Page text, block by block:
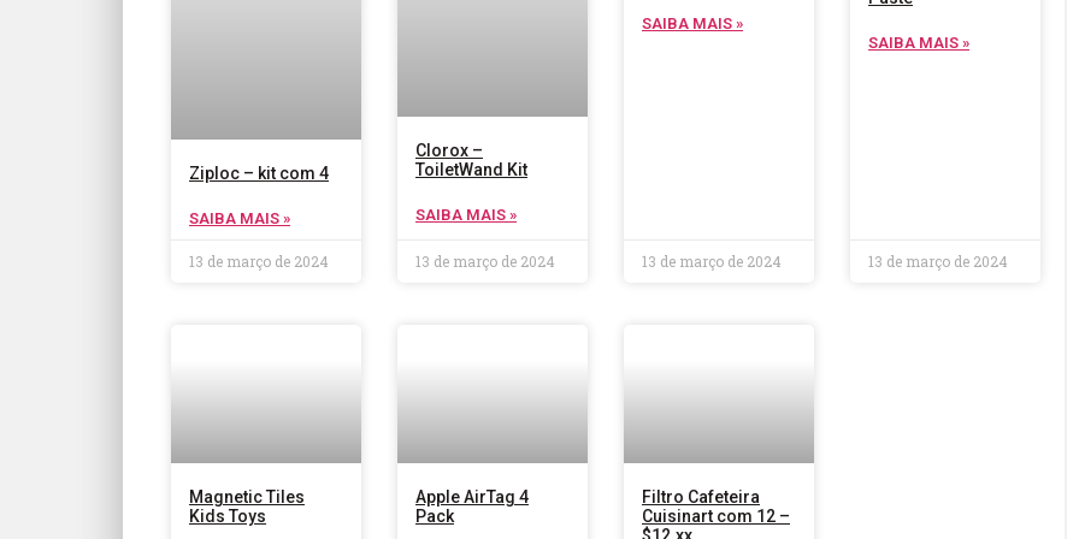
Ziploc – kit com 4
SAIBA MAIS »
13 de março de 2024
Clorox –
ToiletWand Kit
SAIBA MAIS »
13 de março de 2024
SAIBA MAIS »
13 de março de 2024
SAIBA MAIS »
13 de março de 2024
Magnetic Tiles
Kids Toys
Apple AirTag 4
Pack
Filtro Cafeteira
Cuisinart com 12 –